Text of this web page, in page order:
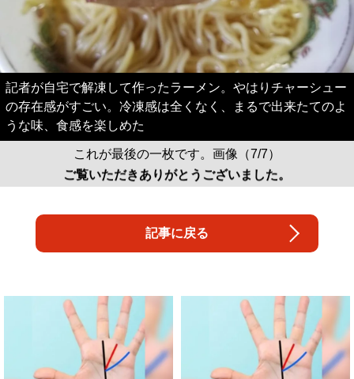
記者が自宅で解凍して作ったラーメン。やはりチャーシュー
の存在感がすごい。冷凍感は全くなく、まるで出来たてのよ
うな味、食感を楽しめた
これが最後の一枚です。画像（7/7）
ご覧いただきありがとうございました。
記事に戻る